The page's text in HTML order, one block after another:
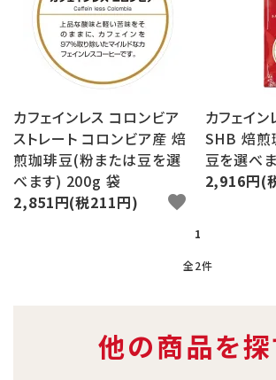
ログイン
Category
Contents
カフェインレス コロンビア
ストレート コロンビア産 焙
煎珈琲豆(粉または豆を選
べます) 200g 袋
2,851円(税211円)
favorite
カフェイ
SHB 焙煎
豆を選べ
2,916円(
1
全2件
他の商品を探